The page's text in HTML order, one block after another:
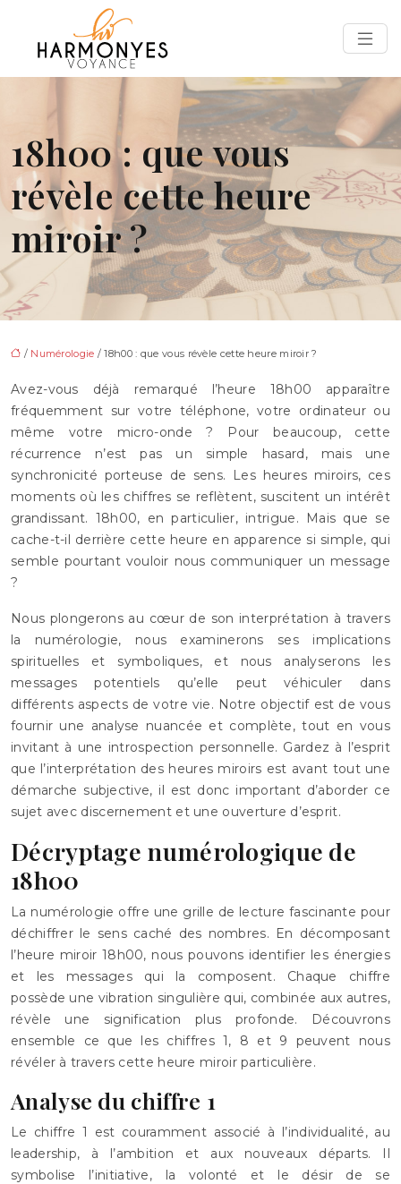
18h00 : que vous
révèle cette heure
miroir ?
/ Numérologie / 18h00 : que vous révèle cette heure miroir ?
Avez-vous déjà remarqué l’heure 18h00 apparaître
fréquemment sur votre téléphone, votre ordinateur ou
même votre micro-onde ? Pour beaucoup, cette
récurrence n’est pas un simple hasard, mais une
synchronicité porteuse de sens. Les heures miroirs, ces
moments où les chiffres se reflètent, suscitent un intérêt
grandissant. 18h00, en particulier, intrigue. Mais que se
cache-t-il derrière cette heure en apparence si simple, qui
semble pourtant vouloir nous communiquer un message
?
Nous plongerons au cœur de son interprétation à travers
la numérologie, nous examinerons ses implications
spirituelles et symboliques, et nous analyserons les
messages potentiels qu’elle peut véhiculer dans
différents aspects de votre vie. Notre objectif est de vous
fournir une analyse nuancée et complète, tout en vous
invitant à une introspection personnelle. Gardez à l’esprit
que l’interprétation des heures miroirs est avant tout une
démarche subjective, il est donc important d’aborder ce
sujet avec discernement et une ouverture d’esprit.
Décryptage numérologique de
18h00
La numérologie offre une grille de lecture fascinante pour
déchiffrer le sens caché des nombres. En décomposant
l’heure miroir 18h00, nous pouvons identifier les énergies
et les messages qui la composent. Chaque chiffre
possède une vibration singulière qui, combinée aux autres,
révèle une signification plus profonde. Découvrons
ensemble ce que les chiffres 1, 8 et 9 peuvent nous
révéler à travers cette heure miroir particulière.
Analyse du chiffre 1
Le chiffre 1 est couramment associé à l’individualité, au
leadership, à l’ambition et aux nouveaux départs. Il
symbolise l’initiative, la volonté et le désir de se